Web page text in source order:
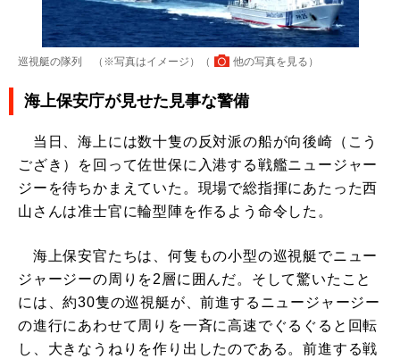
巡視艇の隊列 （※写真はイメージ）（ 他の写真を見る ）
海上保安庁が見せた見事な警備
当日、海上には数十隻の反対派の船が向後崎（こう
ござき）を回って佐世保に入港する戦艦ニュージャー
ジーを待ちかまえていた。現場で総指揮にあたった西
山さんは准士官に輪型陣を作るよう命令した。
海上保安官たちは、何隻もの小型の巡視艇でニュー
ジャージーの周りを2層に囲んだ。そして驚いたこと
には、約30隻の巡視艇が、前進するニュージャージー
の進行にあわせて周りを一斉に高速でぐるぐると回転
し、大きなうねりを作り出したのである。前進する戦